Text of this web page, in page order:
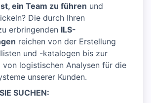
ein Team zu führen und
Die durch Ihren
erbringenden ILS-
reichen von der Erstellung
und -katalogen bis zur
von logistischen Analysen für die
unserer Kunden.
SUCHEN: